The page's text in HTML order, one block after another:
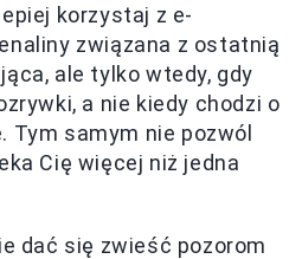
korzystaj z e-
związana z ostatnią
ale tylko wtedy, gdy
a nie kiedy chodzi o
Tym samym nie pozwól
Cię więcej niż jedna
dać się zwieść pozorom